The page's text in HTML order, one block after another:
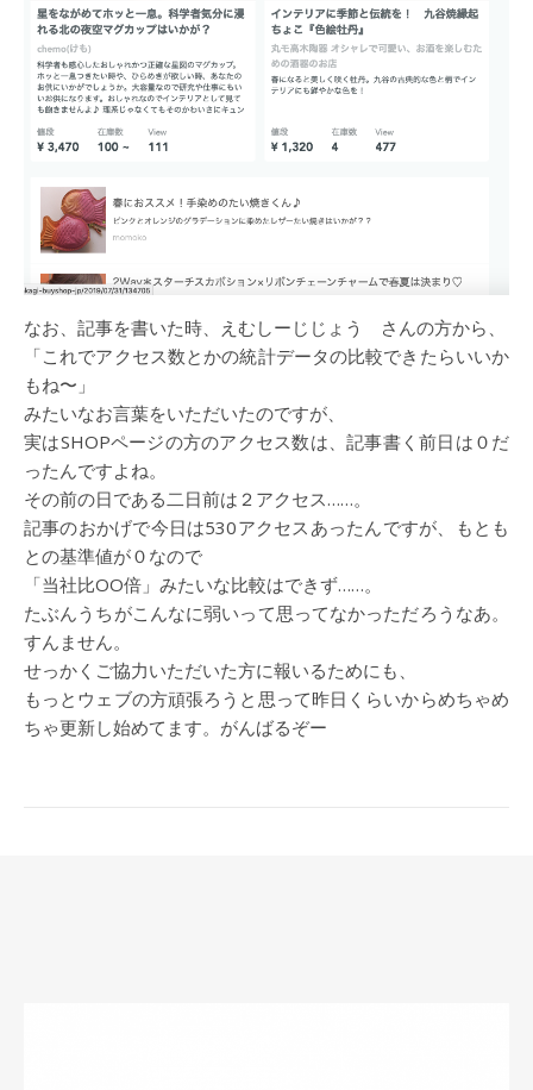
なお、記事を書いた時、えむしーじじょう さんの方から、
「これでアクセス数とかの統計データの比較できたらいいか
もね〜」
みたいなお言葉をいただいたのですが、
実はSHOPページの方のアクセス数は、記事書く前日は０だ
ったんですよね。
その前の日である二日前は２アクセス……。
記事のおかげで今日は530アクセスあったんですが、もとも
との基準値が０なので
「当社比OO倍」みたいな比較はできず……。
たぶんうちがこんなに弱いって思ってなかっただろうなあ。
すんません。
せっかくご協力いただいた方に報いるためにも、
もっとウェブの方頑張ろうと思って昨日くらいからめちゃめ
ちゃ更新し始めてます。がんばるぞー